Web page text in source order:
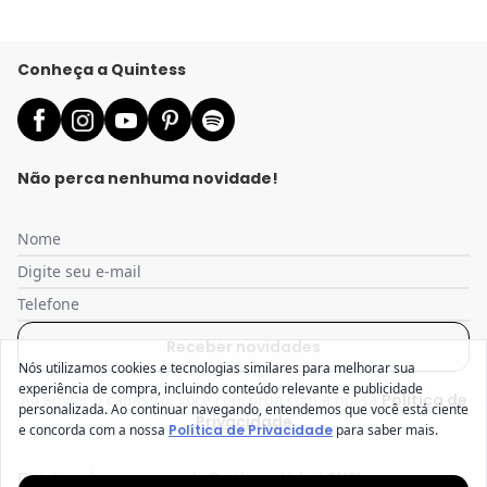
Conheça a Quintess
Não perca nenhuma novidade!
Nome
Digite seu e-mail
Telefone
Receber novidades
Ao enviar o cadastro, você concorda com a nossa Política de
Privacidade
Quintess é uma marca da Posthaus Ltda / CNPJ:
Nós utilizamos cookies e tecnologias similares para melhorar sua
experiência de compra, incluindo conteúdo relevante e publicidade
personalizada. Ao continuar navegando, entendemos que você está ciente
e concorda com a nossa Política de Privacidade para saber mais.